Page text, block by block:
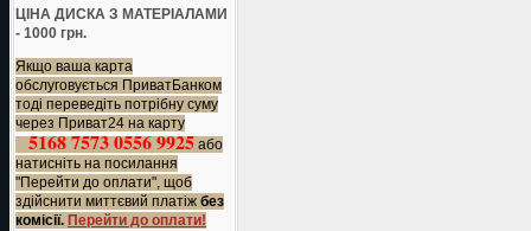
ЦІНА ДИСКА З МАТЕРІАЛАМИ
- 1000 грн.
Якщо ваша карта
обслуговується ПриватБанком
тоді переведіть потрібну суму
через Приват24 на карту
5168 7573 0556 9925 або
натисніть на посилання
"Перейти до оплати", щоб
здійснити миттєвий платіж без
комісії. Перейти до оплати!